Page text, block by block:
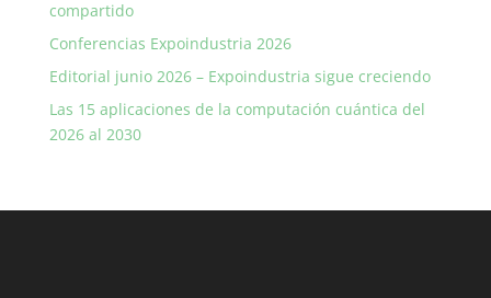
compartido
Conferencias Expoindustria 2026
Editorial junio 2026 – Expoindustria sigue creciendo
Las 15 aplicaciones de la computación cuántica del
2026 al 2030